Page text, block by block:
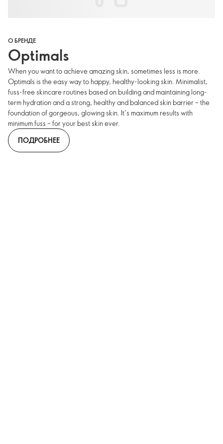
О БРЕНДЕ
Optimals
When you want to achieve amazing skin, sometimes less is more.
Optimals is the easy way to happy, healthy-looking skin. Minimalist,
fuss-free skincare routines based on building and maintaining long-
term hydration and a strong, healthy and balanced skin barrier – the
foundation of gorgeous, glowing skin. It’s maximum results with
minimum fuss – for your best skin ever.
ПОДРОБНЕЕ